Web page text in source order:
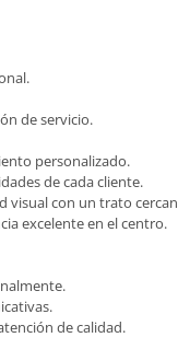
de servicio.
personalizado.
de cada cliente.
visual con un trato
excelente en el centro.
de calidad.